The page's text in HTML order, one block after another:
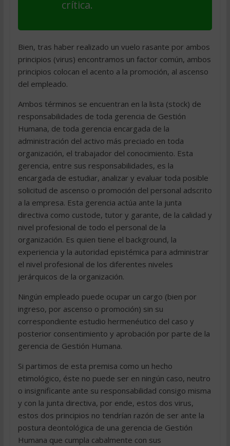
crítica.
Bien, tras haber realizado un vuelo rasante por ambos
principios (virus) encontramos un factor común, ambos
principios colocan el acento a la promoción, al ascenso
del empleado.
Ambos términos se encuentran en la lista (stock) de
responsabilidades de toda gerencia de Gestión
Humana, de toda gerencia encargada de la
administración del activo más preciado en toda
organización, el trabajador del conocimiento. Esta
gerencia, entre sus responsabilidades, es la
encargada de estudiar, analizar y evaluar toda posible
solicitud de ascenso o promoción del personal adscrito
a la empresa. Esta gerencia actúa ante la junta
directiva como custode, tutor y garante, de la calidad y
nivel profesional de todo el personal de la
organización. Es quien tiene el background, la
experiencia y la autoridad epistémica para administrar
el nivel profesional de los diferentes niveles
jerárquicos de la organización.
Ningún empleado puede ocupar un cargo (bien por
ingreso, por ascenso o promoción) sin su
correspondiente estudio hermenéutico del caso y
posterior consentimiento y aprobación por parte de la
gerencia de Gestión Humana.
Si partimos de esta premisa como un hecho
etimológico, éste no puede ser en ningún caso, neutro
o insignificante ante su responsabilidad consigo misma
y con la junta directiva, por ende, estos dos virus,
estos dos principios no tendrían razón de ser ante la
postura deontológica de una gerencia de Gestión
Humana que cumpla cabalmente con sus